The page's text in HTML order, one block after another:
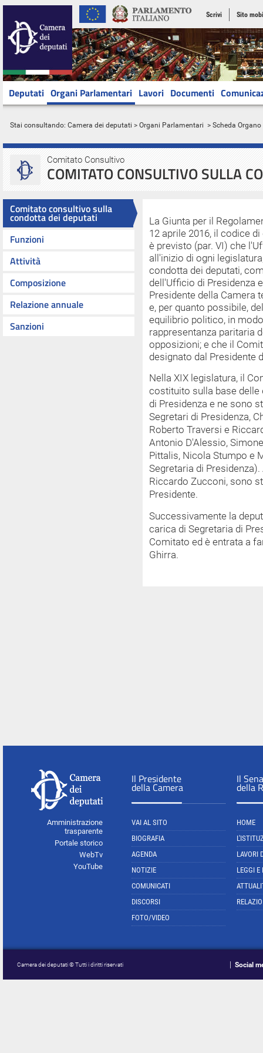
Scrivi Sito
Deputati Organi Parlamentari Lavori Documenti
Stai consultando: Camera dei deputati > Organi Parlamentari > Scheda Organo
Comitato Consultivo
COMITATO CONSULTIVO SULLA
Comitato consultivo sulla
condotta dei deputati
Funzioni
Attività
Composizione
Relazione annuale
Sanzioni
La Giunta per il
12 aprile 2016, il codice
è previsto (par. VI) che
all'inizio di ogni
condotta dei deputati,
dell'Ufficio di Presidenza
Presidente della Camera
e, per quanto possibile,
equilibrio politico, in
rappresentanza paritaria
opposizioni; e che il
designato dal Presidente
Nella XIX legislatura, il
costituito sulla base
di Presidenza e ne sono
Segretari di Presidenza,
Roberto Traversi e
Antonio D'Alessio,
Pittalis, Nicola Stumpo e
Segretaria di
Riccardo Zucconi, sono
Presidente.
Successivamente la
carica di Segretaria di
Comitato ed è entrata a
Ghirra.
Amministrazione
trasparente
Portale storico
WebTv
YouTube
Il Presidente
della Camera
VAI AL SITO
BIOGRAFIA
AGENDA
NOTIZIE
COMUNICATI
DISCORSI
FOTO/VIDEO
Il
della
HOME
LAVORI
LEGGI E
Camera dei deputati © Tutti i diritti riservati Social